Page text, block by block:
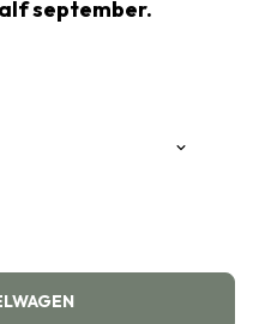
september.